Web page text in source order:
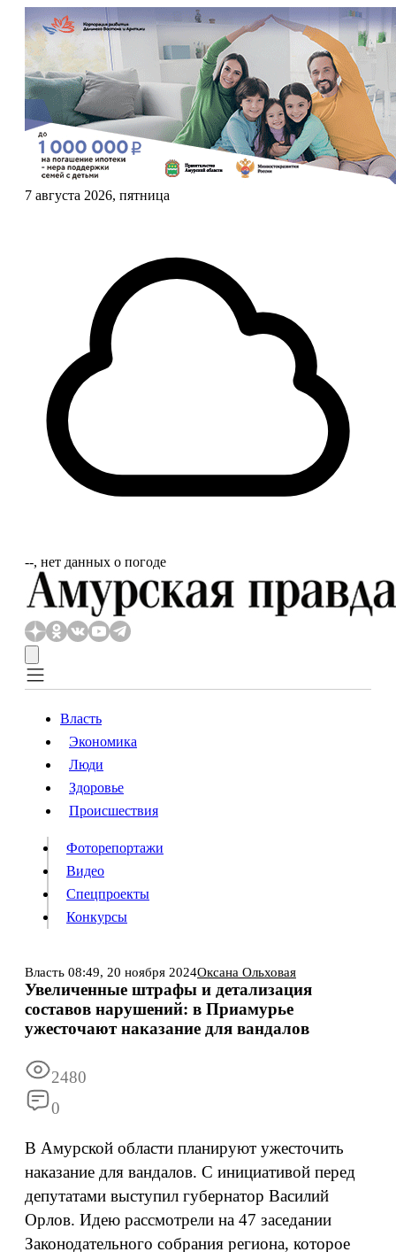
7 августа 2026, пятница
‐‐, нет данных о погоде
Власть
Происшествия
Видео
Конкурсы
ИнформацияПодпискаРеклама Все новостиАрхив
Власть
Экономика
Люди
Здоровье
Происшествия
Фоторепортажи
Видео
Спецпроекты
Конкурсы
Власть 08:49, 20 ноября 2024Оксана Ольховая
Увеличенные штрафы и детализация
составов нарушений: в Приамурье
ужесточают наказание для вандалов
2480
0
В Амурской области планируют ужесточить
наказание для вандалов. С инициативой перед
депутатами выступил губернатор Василий
Орлов. Идею рассмотрели на 47 заседании
Законодательного собрания региона, которое